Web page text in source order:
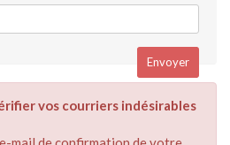
vos courriers indésirables